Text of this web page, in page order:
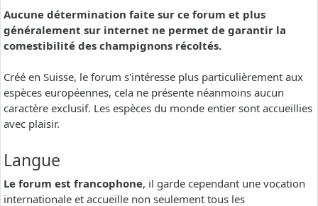
Aucune détermination faite sur ce forum et plus
généralement sur internet ne permet de garantir la
comestibilité des champignons récoltés.
Créé en Suisse, le forum s'intéresse plus particulièrement aux
espèces européennes, cela ne présente néanmoins aucun
caractère exclusif. Les espèces du monde entier sont accueillies
avec plaisir.
Langue
Le forum est francophone, il garde cependant une vocation
internationale et accueille non seulement tous les